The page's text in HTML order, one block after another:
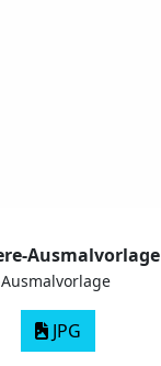
Ausmalvorlage
JPG